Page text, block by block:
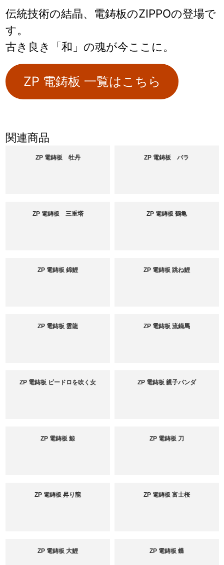
伝統技術の結晶、電鋳板のZIPPOの登場で
す。
古き良き「和」の魂が今ここに。
ZP 電鋳板 一覧はこちら
関連商品
ZP 電鋳板 牡丹 ZP 電鋳板 バラ
ZP 電鋳板 三重塔 ZP 電鋳板 鶴亀
ZP 電鋳板 錦鯉 ZP 電鋳板 跳ね鯉
ZP 電鋳板 雲龍 ZP 電鋳板 流鏑馬
ZP 電鋳板 ビードロを吹く女 ZP 電鋳板 親子パンダ
ZP 電鋳板 鯨 ZP 電鋳板 刀
ZP 電鋳板 昇り龍 ZP 電鋳板 富士桜
ZP 電鋳板 大鯉 ZP 電鋳板 蝶